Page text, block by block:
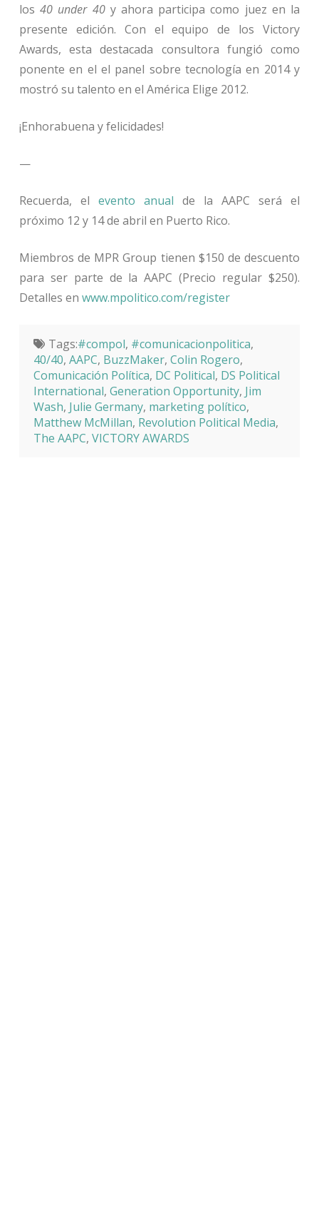
los40 under 40y ahora participa como juez en la
presente edición. Con el equipo de los Victory
Awards, esta destacada consultora fungió como
ponente en el el panel sobre tecnología en 2014 y
mostró su talento en el América Elige 2012.
¡Enhorabuena y felicidades!
—
Recuerda, el evento anual de la AAPC será el
próximo 12 y 14 de abril en Puerto Rico.
Miembros de MPR Group tienen $150 de descuento
para ser parte de la AAPC (Precio regular $250).
Detalles en www.mpolitico.com/register
Tags:#compol, #comunicacionpolitica,
40/40, AAPC, BuzzMaker, Colin Rogero,
Comunicación Política, DC Political, DS Political
International, Generation Opportunity, Jim
Wash, Julie Germany, marketing político,
Matthew McMillan, Revolution Political Media,
The AAPC, VICTORY AWARDS